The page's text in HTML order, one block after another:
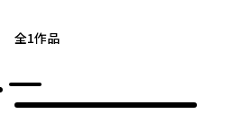
全1作品